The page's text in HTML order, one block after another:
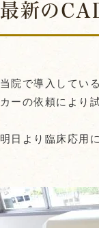
最新の
当院で導入してい
カーの依頼により
明日より臨床応用